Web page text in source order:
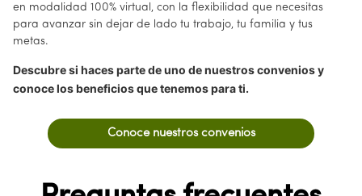
en modalidad 100% virtual, con la flexibilidad que necesitas
para avanzar sin dejar de lado tu trabajo, tu familia y tus
metas.
Descubre si haces parte de uno de nuestros convenios y
conoce los beneficios que tenemos para ti.
Conoce nuestros convenios